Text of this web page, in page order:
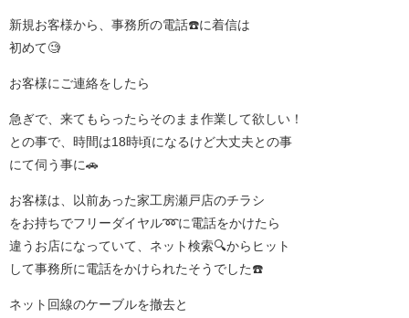
新規お客様から、事務所の電話☎️に着信は
初めて🧐
お客様にご連絡をしたら
急ぎで、来てもらったらそのまま作業して欲しい！
との事で、時間は18時頃になるけど大丈夫との事
にて伺う事に🚗
お客様は、以前あった家工房瀬戸店のチラシ
をお持ちでフリーダイヤル➿に電話をかけたら
違うお店になっていて、ネット検索🔍からヒット
して事務所に電話をかけられたそうでした☎️
ネット回線のケーブルを撤去と